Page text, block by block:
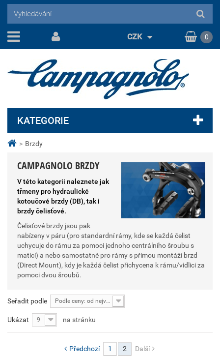
> Brzdy
CAMPAGNOLO BRZDY
V této kategorii naleznete jak
třmeny pro hydraulické
kotoučové brzdy (DB), tak i
brzdy čelisťové.
Čelisťové brzdy jsou pak
nabízeny v páru (pro standardní rámy, kde se každá čelist
uchycuje do rámu za pomoci jednoho centrálního šroubu s
maticí) a nebo samostatně pro rámy s přímou montáží brzd
(Direct Mount), kdy je každá čelist přichycena k rámu/vidlici za
pomoci dvou šroubů.
Seřadit podle Podle ceny: od nejvyšší
Ukázat 9 na stránku
Předchozí 1 2 Další
KATEGORIE
CZK 0